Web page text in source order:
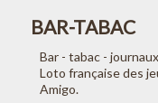
BAR-TABAC
Bar - tabac -
Loto française des
Amigo.